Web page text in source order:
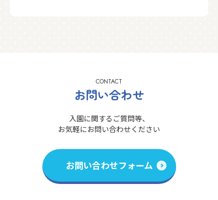
CONTACT
お問い合わせ
入園に関するご質問等、
お気軽にお問い合わせください
お問い合わせフォーム